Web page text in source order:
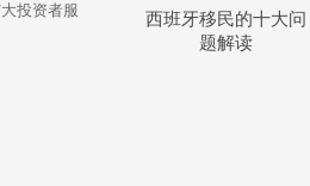
投资者服
西班牙移民的十大问
题解读